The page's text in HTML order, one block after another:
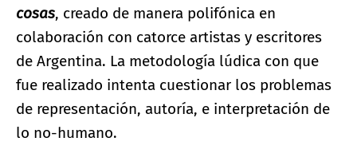
cosas, creado de manera polifónica en
colaboración con catorce artistas y escritores
de Argentina. La metodología lúdica con que
fue realizado intenta cuestionar los problemas
de representación, autoría, e interpretación de
lo no-humano.